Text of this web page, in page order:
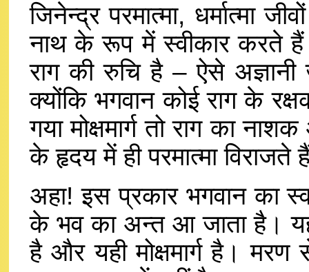
जिनेन्द्र परमात्मा, धर्मात्मा
नाथ के रूप में स्वीकार करते
राग की रुचि है – ऐसे
क्योंकि भगवान कोई राग के
गया मोक्षमार्ग तो राग का
के हृदय में ही परमात्मा
अहा! इस प्रकार भगवान का
के भव का अन्त आ जाता है।
है और यही मोक्षमार्ग है।